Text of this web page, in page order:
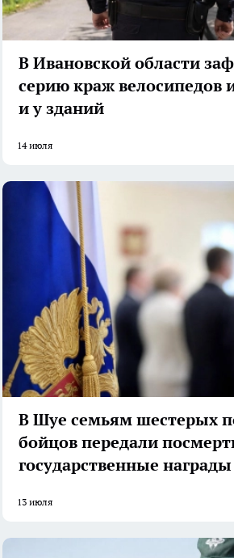
В Ивановской области
серию краж велосипедов
и у зданий
14 июля
В Шуе семьям шестерых
бойцов передали
государственные награды
13 июля